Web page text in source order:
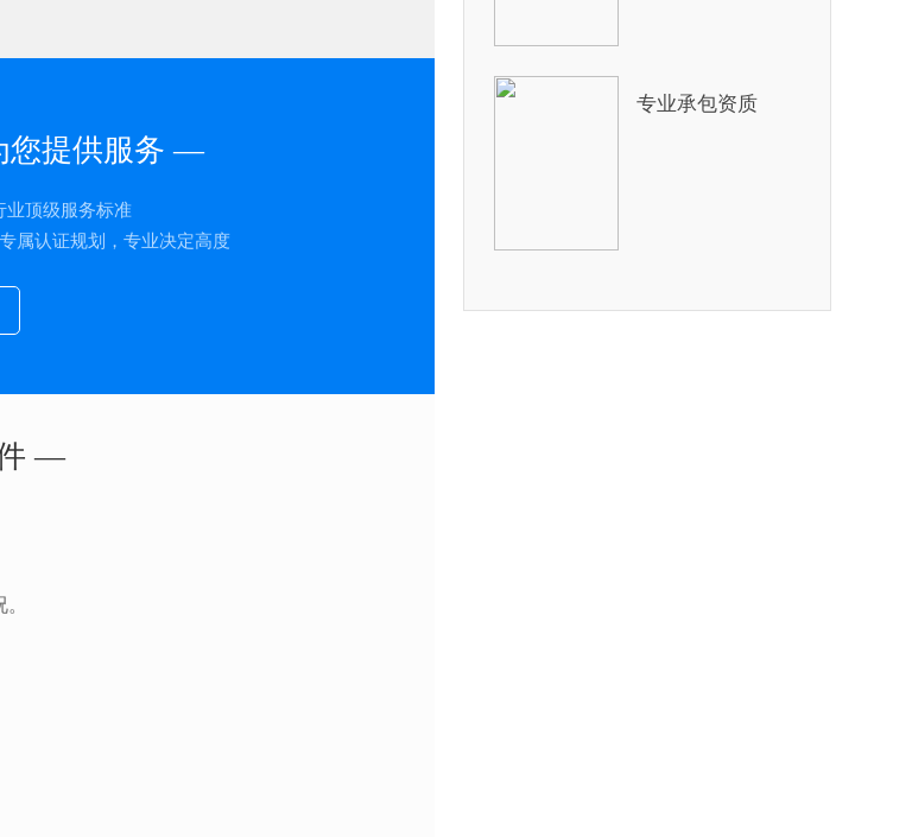
您提供服务 —
业顶级服务标准
属认证规划，专业决定高度
—
专业承包资质